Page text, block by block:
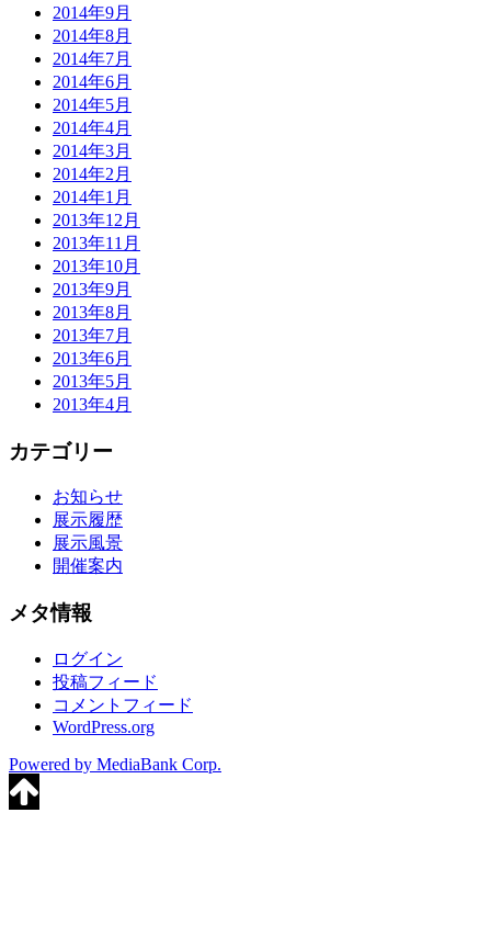
2014年9月
2014年8月
2014年7月
2014年6月
2014年5月
2014年4月
2014年3月
2014年2月
2014年1月
2013年12月
2013年11月
2013年10月
2013年9月
2013年8月
2013年7月
2013年6月
2013年5月
2013年4月
カテゴリー
お知らせ
展示履歴
展示風景
開催案内
メタ情報
ログイン
投稿フィード
コメントフィード
WordPress.org
Powered by MediaBank Corp.